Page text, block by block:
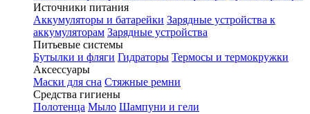
Источники питания
Аккумуляторы и батарейки Зарядные устройства к
аккумуляторам Зарядные устройства
Питьевые системы
Бутылки и фляги Гидраторы Термосы и термокружки
Аксессуары
Маски для сна Стяжные ремни
Средства гигиены
Полотенца Мыло Шампуни и гели